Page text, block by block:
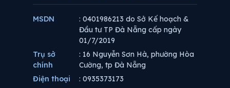
MSDN
: 0401986213 do Sở Kế hoạch &
Đầu tư TP Đà Nẵng cấp ngày
01/7/2019
Trụ sở
chính
: 16 Nguyễn Sơn Hà, phường Hòa
Cường, tp Đà Nẵng
Điện thoại
: 0935373173